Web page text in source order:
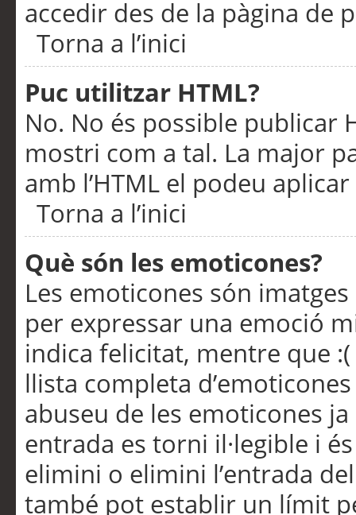
accedir des de la pàgina de
Torna a l’inici
Puc utilitzar HTML?
No. No és possible publicar
mostri com a tal. La major
amb l’HTML el podeu
Torna a l’inici
Què són les emoticones?
Les emoticones són
per expressar una emoció
indica felicitat, mentre que
llista completa
abuseu de les emoticones
entrada es torni il·legible i
elimini o elimini l’entrada
també pot establir un límit